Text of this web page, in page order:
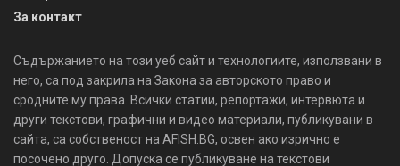
За контакт
Съдържанието на този уеб сайт и технологиите, използвани в
него, са под закрила на Закона за авторското право и
сродните му права. Всички статии, репортажи, интервюта и
други текстови, графични и видео материали, публикувани в
сайта, са собственост на AFISH.BG, освен ако изрично е
посочено друго. Допуска се публикуване на текстови